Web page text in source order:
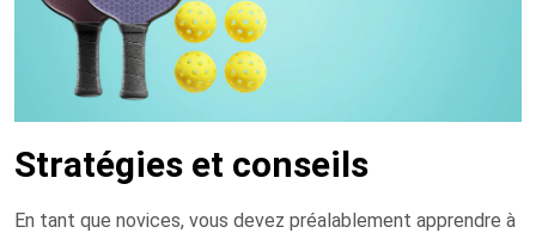
Stratégies et conseils
En tant que novices, vous devez préalablement apprendre à